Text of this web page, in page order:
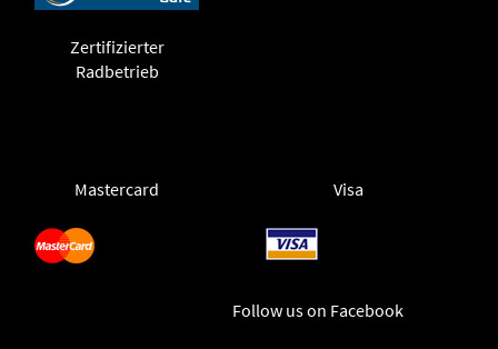
Zertifizierter
Radbetrieb
Mastercard Visa
Follow us on Facebook